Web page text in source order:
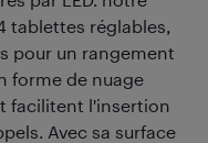
tablettes réglables,
pour un rangement
forme de nuage
facilitent l'insertion
Avec sa surface